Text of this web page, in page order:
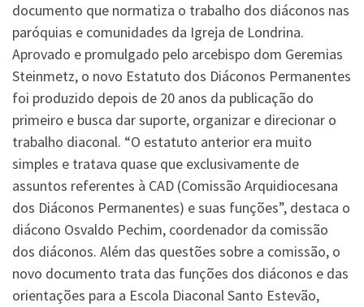
documento que normatiza o trabalho dos diáconos nas
paróquias e comunidades da Igreja de Londrina.
Aprovado e promulgado pelo arcebispo dom Geremias
Steinmetz, o novo Estatuto dos Diáconos Permanentes
foi produzido depois de 20 anos da publicação do
primeiro e busca dar suporte, organizar e direcionar o
trabalho diaconal. “O estatuto anterior era muito
simples e tratava quase que exclusivamente de
assuntos referentes à CAD (Comissão Arquidiocesana
dos Diáconos Permanentes) e suas funções”, destaca o
diácono Osvaldo Pechim, coordenador da comissão
dos diáconos. Além das questões sobre a comissão, o
novo documento trata das funções dos diáconos e das
orientações para a Escola Diaconal Santo Estevão,